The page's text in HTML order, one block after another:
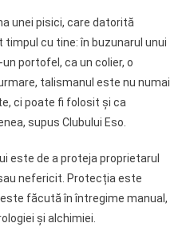
unei pisici, care datorită
cu tine: în buzunarul unui
portofel, ca un colier, o
talismanul este nu numai
ci poate fi folosit și ca
supus Clubului Eso.
este de a proteja proprietarul
nefericit. Protecția este
făcută în întregime manual,
și alchimiei.